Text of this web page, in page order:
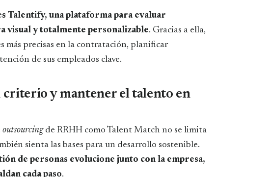
Talentify, una plataforma para evaluar
visual y totalmente personalizable. Gracias a ella,
más precisas en la contratación, planificar
de sus empleados clave.
criterio y mantener el talento en
outsourcingde RRHH como Talent Match no se limita
sienta las bases para un desarrollo sostenible.
de personas evolucione junto con la empresa,
cada paso.